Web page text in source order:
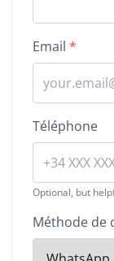
Email *
Téléphone
Optional, but
Méthode de